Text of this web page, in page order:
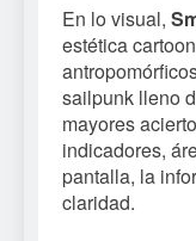
En lo visual,
estética
sailpunk lleno
mayores
indicadores,
pantalla, la
claridad.